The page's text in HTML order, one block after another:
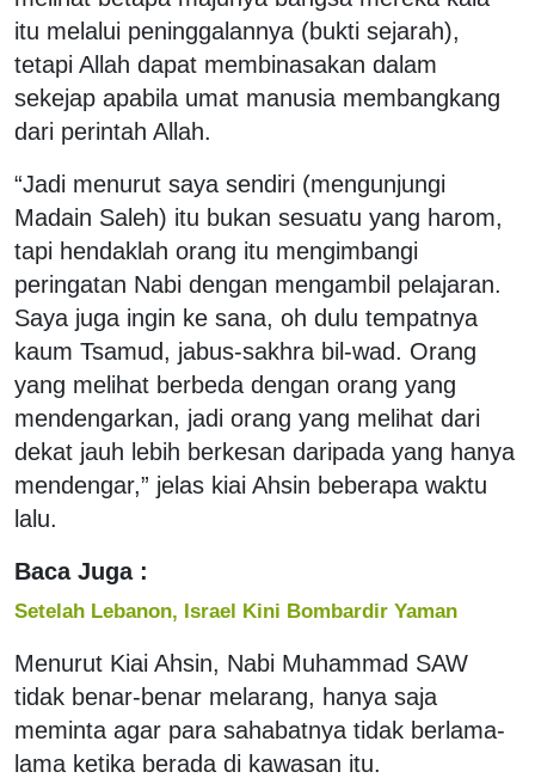
itu melalui peninggalannya (bukti sejarah),
tetapi Allah dapat membinasakan dalam
sekejap apabila umat manusia membangkang
dari perintah Allah.
“Jadi menurut saya sendiri (mengunjungi
Madain Saleh) itu bukan sesuatu yang harom,
tapi hendaklah orang itu mengimbangi
peringatan Nabi dengan mengambil pelajaran.
Saya juga ingin ke sana, oh dulu tempatnya
kaum Tsamud, jabus-sakhra bil-wad. Orang
yang melihat berbeda dengan orang yang
mendengarkan, jadi orang yang melihat dari
dekat jauh lebih berkesan daripada yang hanya
mendengar,” jelas kiai Ahsin beberapa waktu
lalu.
Baca Juga :
Setelah Lebanon, Israel Kini Bombardir Yaman
Menurut Kiai Ahsin, Nabi Muhammad SAW
tidak benar-benar melarang, hanya saja
meminta agar para sahabatnya tidak berlama-
lama ketika berada di kawasan itu.